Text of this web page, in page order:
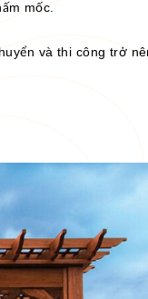
mốc.
và thi công trở